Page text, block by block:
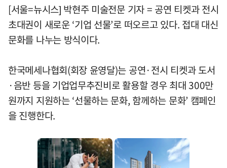
[서울=뉴시스] 박현주 미술전문 기자 = 공연 티켓과 전시
초대권이 새로운 ‘기업 선물’로 떠오르고 있다. 접대 대신
문화를 나누는 방식이다.
한국메세나협회(회장 윤영달)는 공연·전시 티켓과 도서
·음반 등을 기업업무추진비로 활용할 경우 최대 300만
원까지 지원하는 ‘선물하는 문화, 함께하는 문화’ 캠페인
을 진행한다.